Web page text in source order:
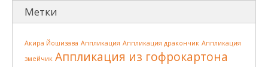
Метки
Акира Йошизава Аппликация Аппликация дракончик Аппликация
змейчик Аппликация из гофрокартона